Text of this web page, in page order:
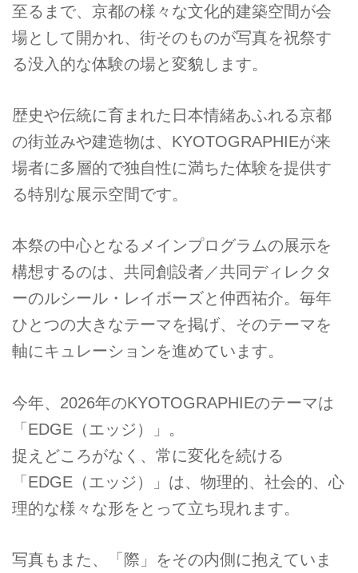
至るまで、京都の様々な文化的建築空間が会
場として開かれ、街そのものが写真を祝祭す
る没入的な体験の場と変貌します。
歴史や伝統に育まれた日本情緒あふれる京都
の街並みや建造物は、KYOTOGRAPHIEが来
場者に多層的で独自性に満ちた体験を提供す
る特別な展示空間です。
本祭の中心となるメインプログラムの展示を
構想するのは、共同創設者／共同ディレクタ
ーのルシール・レイボーズと仲西祐介。毎年
ひとつの大きなテーマを掲げ、そのテーマを
軸にキュレーションを進めています。
今年、2026年のKYOTOGRAPHIEのテーマは
「EDGE（エッジ）」。
捉えどころがなく、常に変化を続ける
「EDGE（エッジ）」は、物理的、社会的、心
理的な様々な形をとって立ち現れます。
写真もまた、「際」をその内側に抱えていま